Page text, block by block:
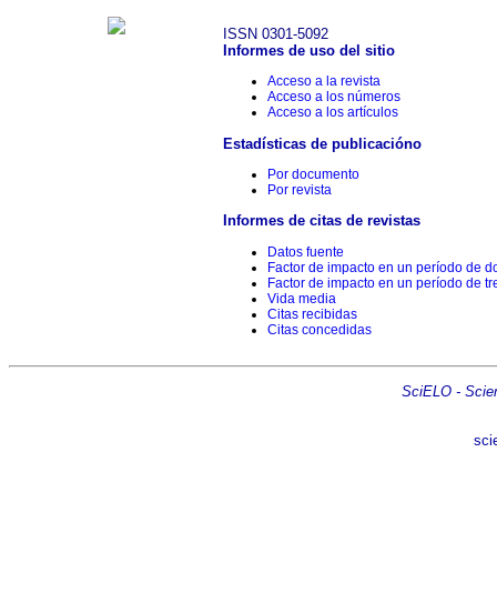
ISSN 0301-5092
Informes de uso del sitio
Acceso a la revista
Acceso a los números
Acceso a los artículos
Estadísticas de publicacióno
Por documento
Por revista
Informes de citas de revistas
Datos fuente
Factor de impacto en un período de
Factor de impacto en un período de
Vida media
Citas recibidas
Citas concedidas
SciELO -